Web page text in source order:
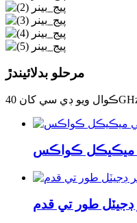
مرحلو بدلائيندڙ
ميڪيڪل ڪواڪس
ڊجيٽل طور تي قدم